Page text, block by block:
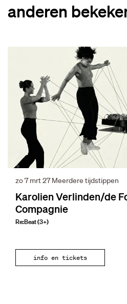
anderen
Karolien Verlinden/de
Compagnie
Re:Beat (3+)
zo 7 mrt 27Meerdere tijdstippen
info en tickets